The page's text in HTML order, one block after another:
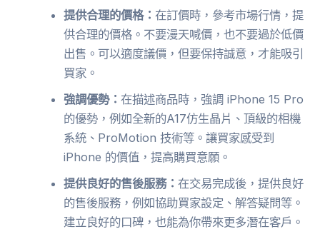
提供合理的價格：在訂價時，參考市場行情，提
供合理的價格。不要漫天喊價，也不要過於低價
出售。可以適度議價，但要保持誠意，才能吸引
買家。
強調優勢：在描述商品時，強調 iPhone 15 Pro
的優勢，例如全新的A17仿生晶片、頂級的相機
系統、ProMotion 技術等。讓買家感受到
iPhone 的價值，提高購買意願。
提供良好的售後服務：在交易完成後，提供良好
的售後服務，例如協助買家設定、解答疑問等。
建立良好的口碑，也能為你帶來更多潛在客戶。